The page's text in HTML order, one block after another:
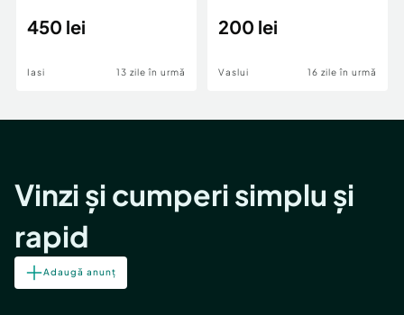
450 lei
Iasi 13 zile în urmă
200 lei
Vaslui 16 zile în urmă
Vinzi și cumperi simplu și
rapid
Adaugă anunț